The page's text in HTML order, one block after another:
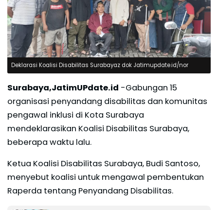
Deklarasi Koalisi Disabilitas Surabayaz dok Jatimupdate.id/nor
Surabaya,JatimUPdate.id -Gabungan 15
organisasi penyandang disabilitas dan komunitas
pengawal inklusi di Kota Surabaya
mendeklarasikan Koalisi Disabilitas Surabaya,
beberapa waktu lalu.
Ketua Koalisi Disabilitas Surabaya, Budi Santoso,
menyebut koalisi untuk mengawal pembentukan
Raperda tentang Penyandang Disabilitas.